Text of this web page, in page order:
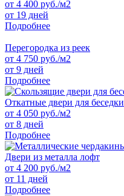
от 4 400 руб./м2
от 19 дней
Подробнее
Перегородка из реек
от 4 750 руб./м2
от 9 дней
Подробнее
Откатные двери для беседки
от 4 050 руб./м2
от 8 дней
Подробнее
Двери из металла лофт
от 4 200 руб./м2
от 11 дней
Подробнее